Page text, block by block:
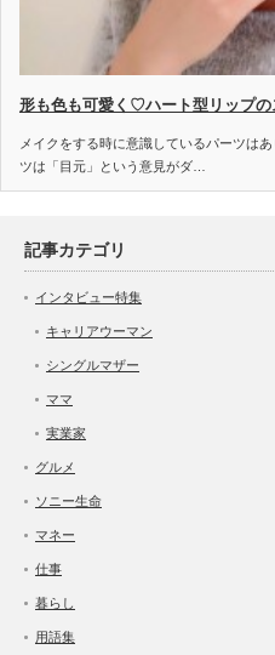
形も色も可愛く♡ハート型リップの
メイクをする時に意識しているパーツは
ツは「目元」という意見がダ…
記事カテゴリ
インタビュー特集
キャリアウーマン
シングルマザー
ママ
実業家
グルメ
ソニー生命
マネー
仕事
暮らし
用語集